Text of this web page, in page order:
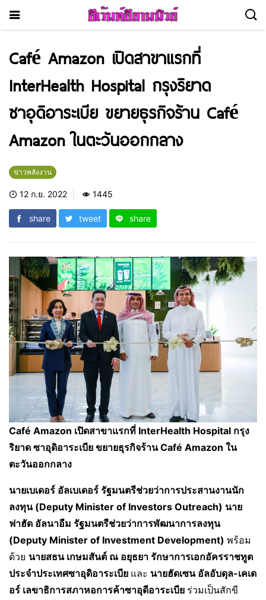
Café Amazon เปิดสาขาแรกที่
InterHealth Hospital กรุงริยาด
ซาอุดิอาระเบีย ขยายธุรกิจร้าน Café
Amazon ในตะวันออกกลาง
ข่าวพลังงาน
12 ก.ย. 2022 1445
share tweet share
Café Amazon เปิดสาขาแรกที่ InterHealth Hospital กรุง
ริยาด ซาอุดิอาระเบีย ขยายธุรกิจร้าน Café Amazon ใน
ตะวันออกกลาง
นายเบเดอร์ อัลเบเดอร์ รัฐมนตรีช่วยว่าการประสานงานนัก
ลงทุน (Deputy Minister of Investors Outreach) นาย
ฟาฮัด อัลนาอีม รัฐมนตรีช่วยว่าการพัฒนาการลงทุน
(Deputy Minister of Investment Development) พร้อม
ด้วย นายสธน เกษมสันต์ ณ อยุธยา รักษาการเอกอัครราชทูต
ประจำประเทศซาอุดิอาระเบีย และ นายฮัดเซน อัลอับดุล-เคเด
อร์ เลขาธิการสภาหอการค้าซาอุดีอาระเบีย ร่วมเป็นสักขี